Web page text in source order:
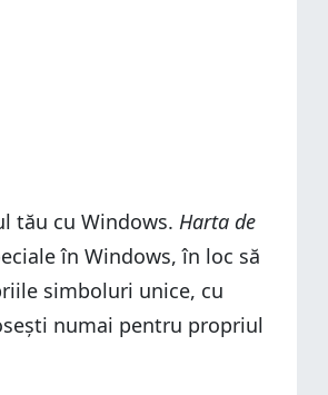
tău cu Windows. Harta de
în Windows, în loc să
simboluri unice, cu
numai pentru propriul